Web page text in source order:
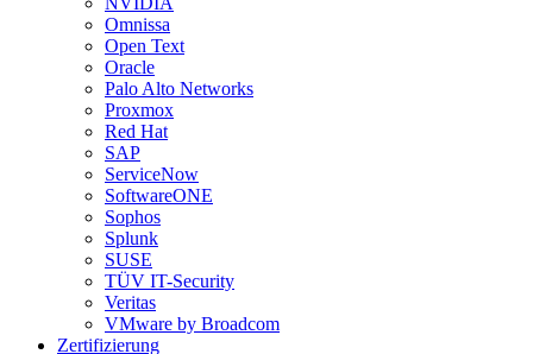
Omnissa
Open Text
Oracle
Palo Alto Networks
Proxmox
Red Hat
SAP
ServiceNow
SoftwareONE
Sophos
Splunk
SUSE
TÜV IT-Security
Veritas
VMware by Broadcom
Zertifizierung